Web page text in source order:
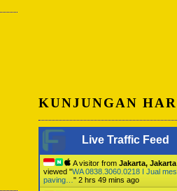
KUNJUNGAN
Live Traffic Feed
A visitor from Jakarta,
viewed "WA 0838.3060.0218 I Jual
paving… " 2 hrs 49 mins ago